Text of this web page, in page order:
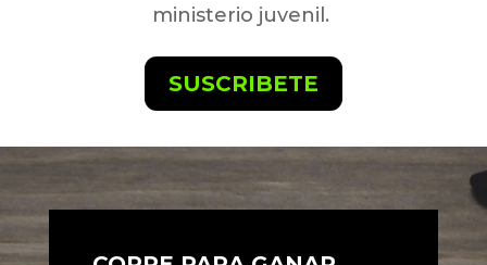
ministerio juvenil.
SUSCRIBETE